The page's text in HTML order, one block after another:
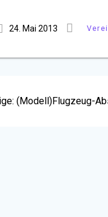
24. Mai 2013
Vorheriger
(Modell)Flugzeug-